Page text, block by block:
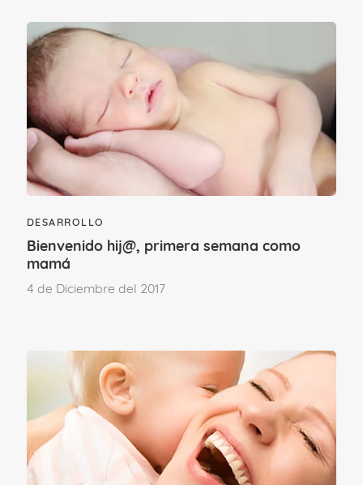
ayudarle y hacer juegos con él para que
vaya fortaleciendo su columna, por
ejemplo: cuando esté tumbado boca
arriba podemos tirarle de manera suave
de los bracitos para que se esfuerce en
DESARROLLO
Bienvenido hij@, primera semana como
mamá
4 de Diciembre del 2017